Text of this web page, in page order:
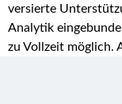
versierte
Analytik
zu Vollzeit möglich.